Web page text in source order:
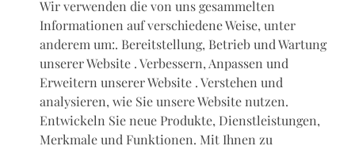
Wir verwenden die von uns gesammelten
Informationen auf verschiedene Weise, unter
anderem um:. Bereitstellung, Betrieb und Wartung
unserer Website . Verbessern, Anpassen und
Erweitern unserer Website . Verstehen und
analysieren, wie Sie unsere Website nutzen.
Entwickeln Sie neue Produkte, Dienstleistungen,
Merkmale und Funktionen. Mit Ihnen zu